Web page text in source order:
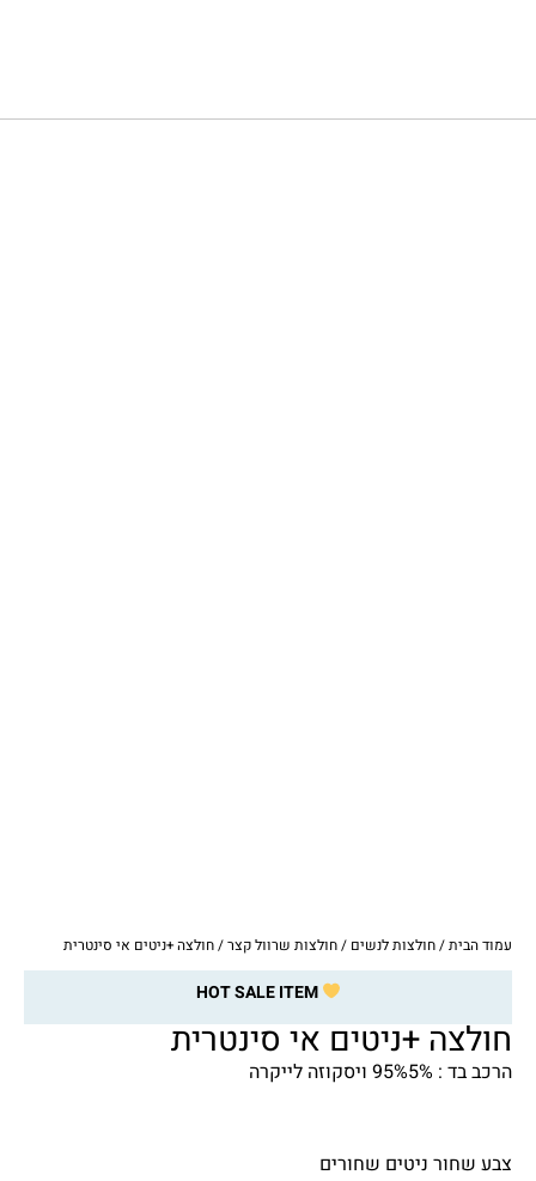
עמוד הבית/חולצות לנשים /חולצות שרוול קצר/ חולצה +ניטים אי סינטרית
HOT SALE ITEM
חולצה +ניטים אי סינטרית
הרכב בד : 95%5% ויסקוזה לייקרה
צבע שחור ניטים שחורים